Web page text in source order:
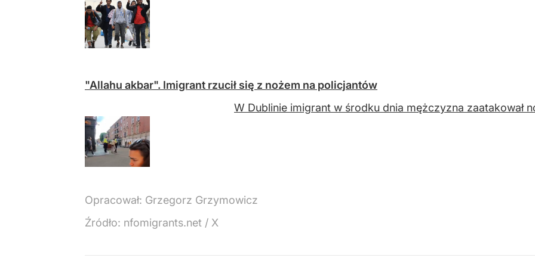
"Allahu akbar". Imigrant rzucił się z nożem na policjantów
W Dublinie imigrant w środku dnia mężczyzna zaatakował
Opracował: Grzegorz Grzymowicz
Źródło: nfomigrants.net / X